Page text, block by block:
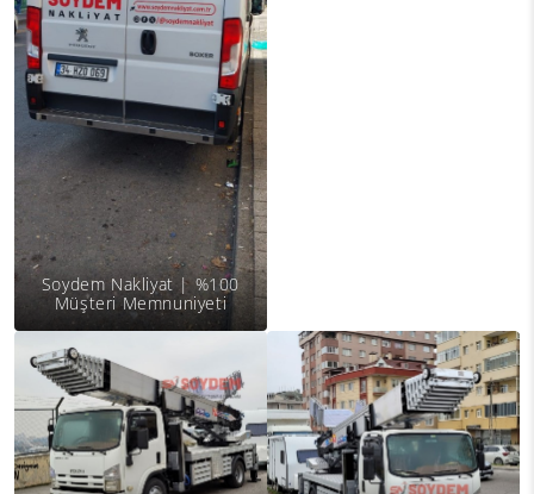
Soydem Nakliyat | %100
Müşteri Memnuniyeti